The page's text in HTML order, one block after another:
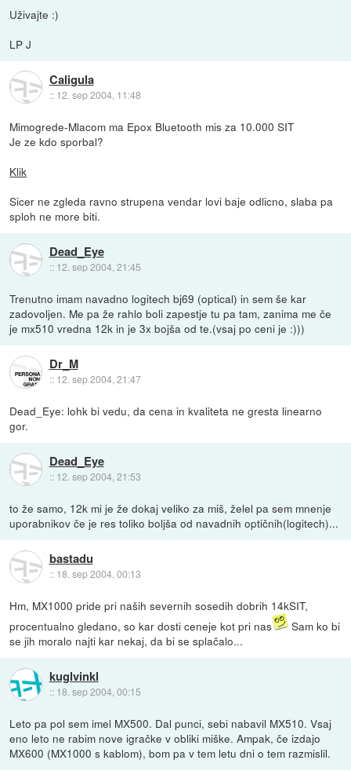
Uživajte :)
LP J
Caligula
:: 12. sep 2004, 11:48
Mimogrede-Mlacom ma Epox Bluetooth mis za 10.000 SIT
Je ze kdo sporbal?
Klik
Sicer ne zgleda ravno strupena vendar lovi baje odlicno, slaba pa
sploh ne more biti.
Dead_Eye
:: 12. sep 2004, 21:45
Trenutno imam navadno logitech bj69 (optical) in sem še kar
zadovoljen. Me pa že rahlo boli zapestje tu pa tam, zanima me če
je mx510 vredna 12k in je 3x bojša od te.(vsaj po ceni je :)))
Dr_M
:: 12. sep 2004, 21:47
Dead_Eye: lohk bi vedu, da cena in kvaliteta ne gresta linearno
gor.
Dead_Eye
:: 12. sep 2004, 21:53
to že samo, 12k mi je že dokaj veliko za miš, želel pa sem mnenje
uporabnikov če je res toliko boljša od navadnih optičnih(logitech)...
bastadu
:: 18. sep 2004, 00:13
Hm, MX1000 pride pri naših severnih sosedih dobrih 14kSIT,
procentualno gledano, so kar dosti ceneje kot pri nas
Sam ko bi
se jih moralo najti kar nekaj, da bi se splačalo...
kuglvinkl
:: 18. sep 2004, 00:15
Leto pa pol sem imel MX500. Dal punci, sebi nabavil MX510. Vsaj
eno leto ne rabim nove igračke v obliki miške. Ampak, če izdajo
MX600 (MX1000 s kablom), bom pa v tem letu dni o tem razmislil.